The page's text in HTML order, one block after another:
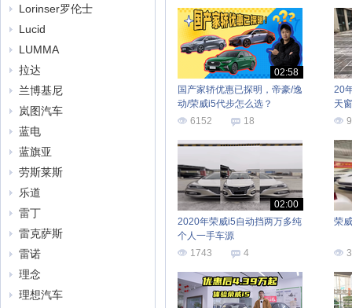
Lorinser罗伦士
Lucid
LUMMA
拉达
兰博基尼
岚图汽车
蓝电
蓝旗亚
劳斯莱斯
乐道
雷丁
雷克萨斯
雷诺
理念
理想汽车
02:58
国产家轿优惠已探明，帝豪/逸
动/荣威i5代步怎么选？
6152
18
20
天
02:00
2020年荣威i5自动挡两万多纯
个人一手车源
1743
4
荣